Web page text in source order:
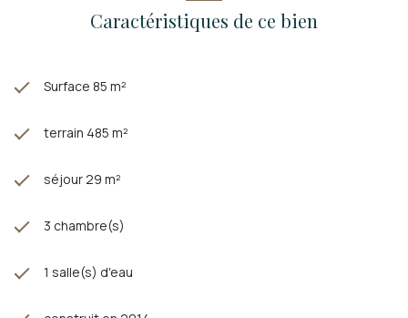
Caractéristiques de ce bien
Surface 85 m²
terrain 485 m²
séjour 29 m²
3 chambre(s)
1 salle(s) d'eau